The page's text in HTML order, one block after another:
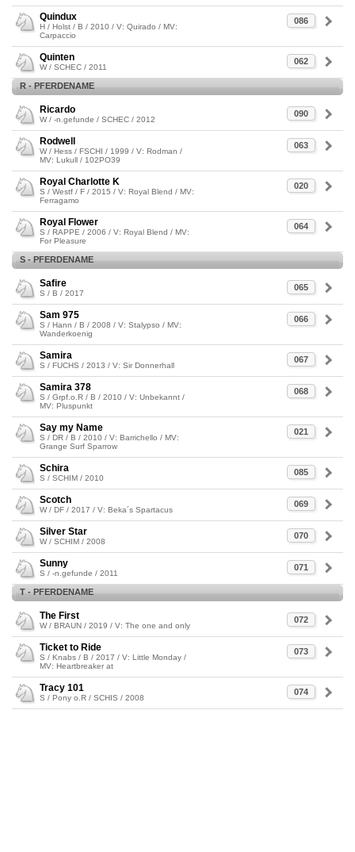
086
Quindux
H / Holst / B / 2010 / V: Quirado / MV:
Carpaccio
062
Quinten
W / SCHEC / 2011
R - PFERDENAME
090
Ricardo
W / -n.gefunde / SCHEC / 2012
063
Rodwell
W / Hess / FSCHI / 1999 / V: Rodman /
MV: Lukull / 102PO39
020
Royal Charlotte K
S / Westf / F / 2015 / V: Royal Blend / MV:
Ferragamo
064
Royal Flower
S / RAPPE / 2006 / V: Royal Blend / MV:
For Pleasure
S - PFERDENAME
065
Safire
S / B / 2017
066
Sam 975
S / Hann / B / 2008 / V: Stalypso / MV:
Wanderkoenig
067
Samira
S / FUCHS / 2013 / V: Sir Donnerhall
068
Samira 378
S / Grpf.o.R / B / 2010 / V: Unbekannt /
MV: Pluspunkt
021
Say my Name
S / DR / B / 2010 / V: Barrichello / MV:
Grange Surf Sparrow
085
Schira
S / SCHIM / 2010
069
Scotch
W / DF / 2017 / V: Beka´s Spartacus
070
Silver Star
W / SCHIM / 2008
071
Sunny
S / -n.gefunde / 2011
T - PFERDENAME
072
The First
W / BRAUN / 2019 / V: The one and only
073
Ticket to Ride
S / Knabs / B / 2017 / V: Little Monday /
MV: Heartbreaker at
074
Tracy 101
S / Pony o.R / SCHIS / 2008